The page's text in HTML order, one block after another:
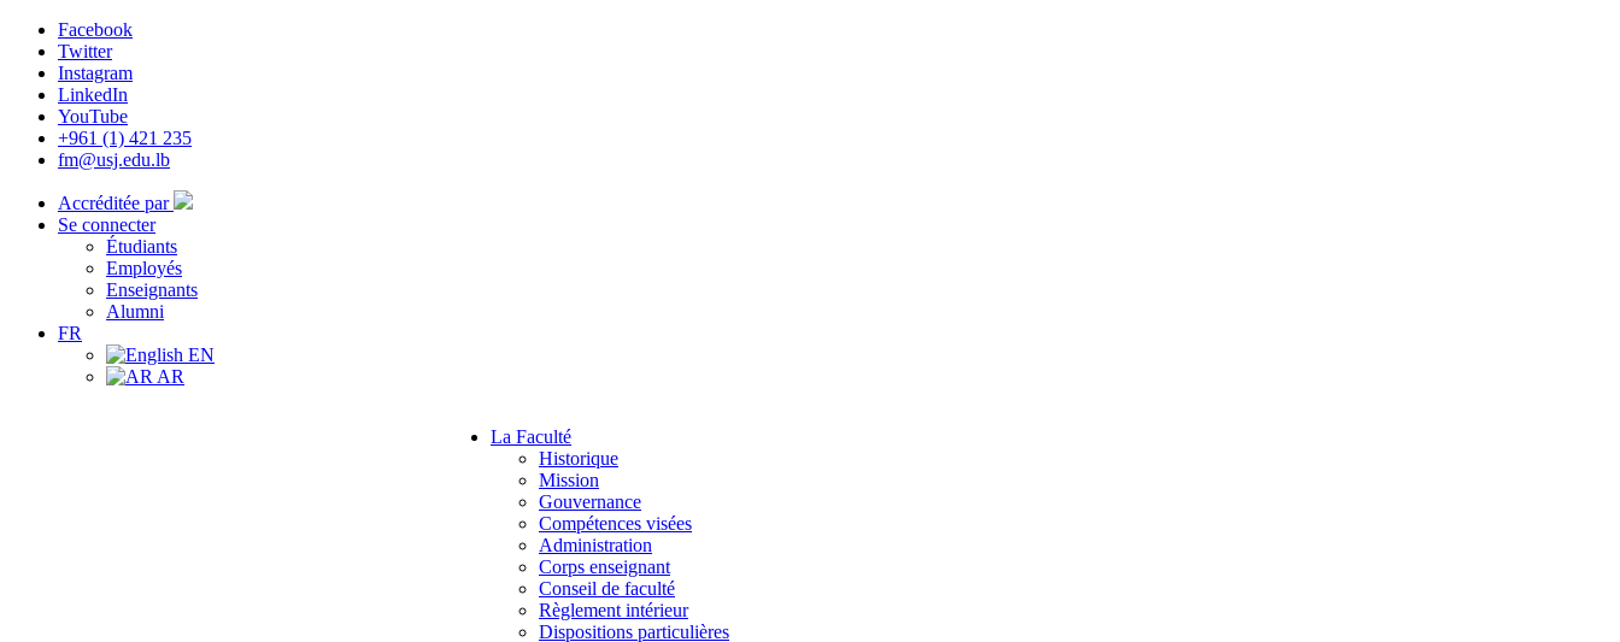
Facebook
Twitter
Instagram
LinkedIn
YouTube
+961 (1) 421 235
fm@usj.edu.lb
Accréditée par
Se connecter
Étudiants
Employés
Enseignants
Alumni
FR
EN
AR
La Faculté
Historique
Mission
Gouvernance
Compétences visées
Administration
Corps enseignant
Conseil de faculté
Règlement intérieur
Dispositions particulières